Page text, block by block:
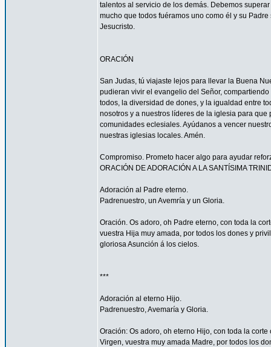
talentos al servicio de los demás. Debemos
mucho que todos fuéramos uno como él y su
Jesucristo.
ORACIÓN
San Judas, tú viajaste lejos para llevar la Buena
pudieran vivir el evangelio del Señor,
todos, la diversidad de dones, y la igualdad entre
nosotros y a nuestros líderes de la iglesia para
comunidades eclesiales. Ayúdanos a vencer
nuestras iglesias locales. Amén.
Compromiso. Prometo hacer algo para ayudar
ORACIÓN DE ADORACIÓN A LA SANTÍSIMA
Adoración al Padre eterno.
Padrenuestro, un Avemría y un Gloria.
Oración. Os adoro, oh Padre eterno, con toda la
vuestra Hija muy amada, por todos los dones y
gloriosa Asunción á los cielos.
***
Adoración al eterno Hijo.
Padrenuestro, Avemaría y Gloria.
Oración: Os adoro, oh eterno Hijo, con toda la
Virgen, vuestra muy amada Madre, por todos los